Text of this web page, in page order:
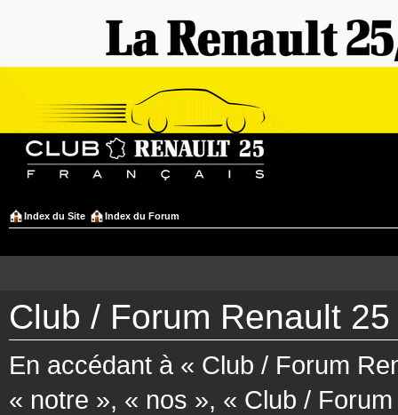
Index du Site Index du Forum
Club / Forum Renault
En accédant à « Club / Forum
« notre », « nos », « Club /